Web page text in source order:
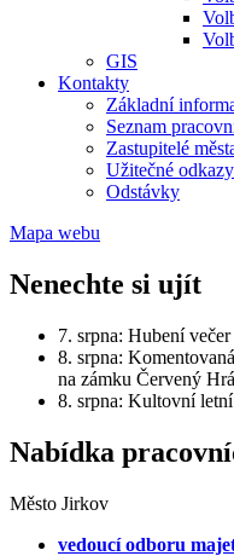
GIS
Kontakty
Základní
Seznam
Zastupitelé
Užitečné odkazy
Odstávky
Mapa webu
Nenechte si
7. srpna: Hubení
8. srpna:
na zámku Červený
8. srpna: Kultovní
Nabídka
Město Jirkov
vedoucí odboru